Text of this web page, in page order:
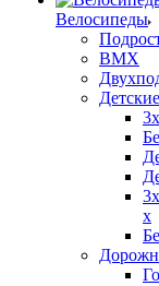
Велосипеды
BMX
Детские
х